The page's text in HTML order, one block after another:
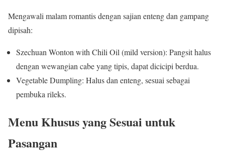
Mengawali malam romantis dengan sajian enteng dan gampang
dipisah:
Szechuan Wonton with Chili Oil (mild version): Pangsit halus
dengan wewangian cabe yang tipis, dapat dicicipi berdua.
Vegetable Dumpling: Halus dan enteng, sesuai sebagai
pembuka rileks.
Menu Khusus yang Sesuai untuk
Pasangan